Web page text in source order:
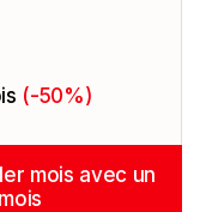
(-50%)
mois avec un